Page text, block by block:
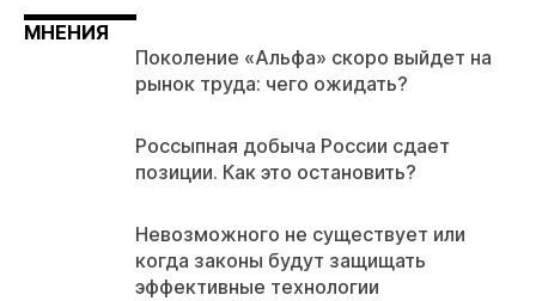
МНЕНИЯ
Поколение «Альфа» скоро выйдет на
рынок труда: чего ожидать?
Россыпная добыча России сдает
позиции. Как это остановить?
Невозможного не существует или
когда законы будут защищать
эффективные технологии